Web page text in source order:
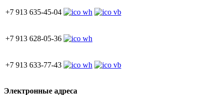
+7 913 635-45-04
+7 913 628-05-36
+7 913 633-77-43
Электронные адреса